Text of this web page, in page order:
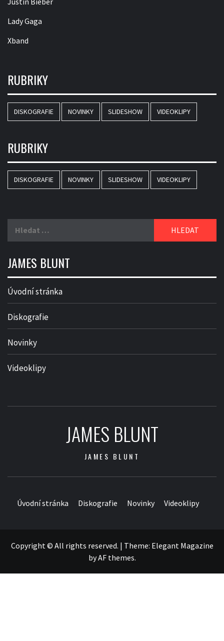
Lady Gaga
Xband
RUBRIKY
DISKOGRAFIE NOVINKY SLIDESHOW VIDEOKLIPY
RUBRIKY
DISKOGRAFIE NOVINKY SLIDESHOW VIDEOKLIPY
JAMES BLUNT
Úvodní stránka
Diskografie
Novinky
Videoklipy
JAMES BLUNT
JAMES BLUNT
Úvodní stránka Diskografie Novinky Videoklipy
Copyright © All rights reserved. | Theme: Elegant Magazine
byAF themes.